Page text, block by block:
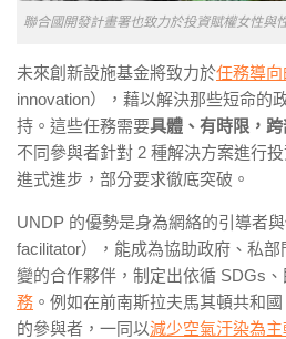
聯合國開發計畫署也致力於投資賦權女性與
未來創新設施基金將致力於任務導
innovation），藉以解決那些短命的
持。這些任務需要具體、有時限，
不同參與者針對 2 種解決方案進行
進式進步，部分要求徹底突破。
UNDP 的優勢是身為網絡的引導者
facilitator），能成為協助政府、私
變的合作夥伴，制定出依循 SDGs
務 。例如在前南斯拉夫馬其頓共和國
的參與者，一同以減少空氣汙染為主